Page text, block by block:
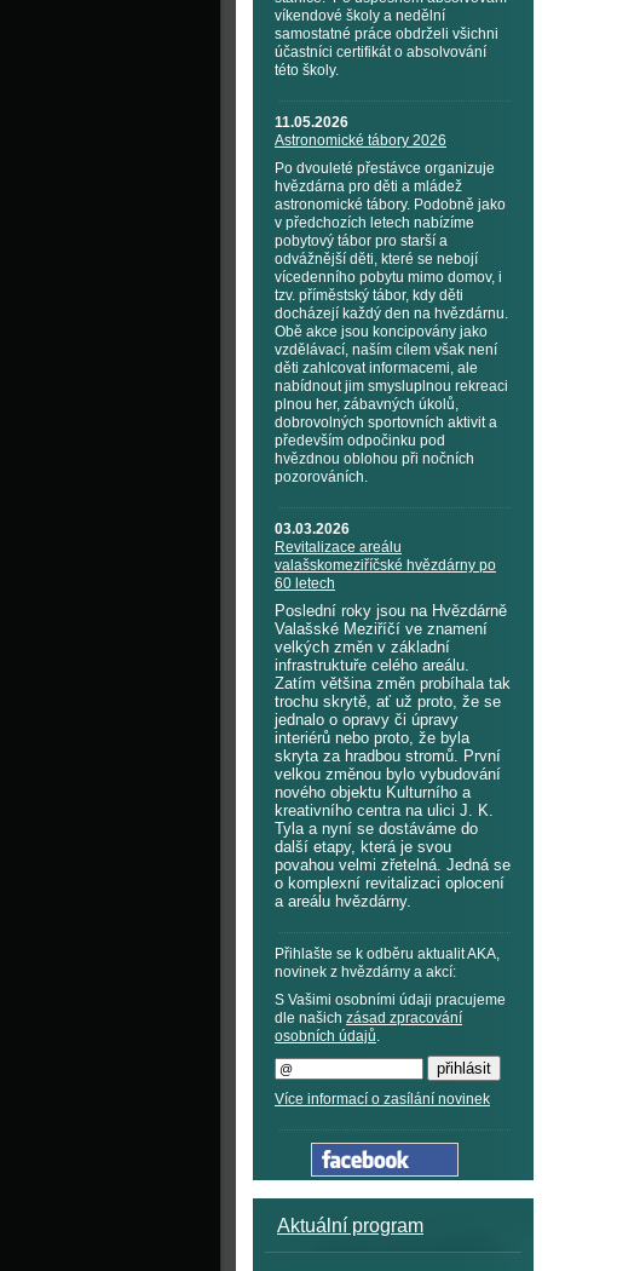
víkendové školy a nedělní
samostatné práce obdrželi všichni
účastníci certifikát o absolvování
této školy.
11.05.2026
Astronomické tábory 2026
Po dvouleté přestávce organizuje
hvězdárna pro děti a mládež
astronomické tábory. Podobně jako
v předchozích letech nabízíme
pobytový tábor pro starší a
odvážnější děti, které se nebojí
vícedenního pobytu mimo domov, i
tzv. příměstský tábor, kdy děti
docházejí každý den na hvězdárnu.
Obě akce jsou koncipovány jako
vzdělávací, naším cílem však není
děti zahlcovat informacemi, ale
nabídnout jim smysluplnou rekreaci
plnou her, zábavných úkolů,
dobrovolných sportovních aktivit a
především odpočinku pod
hvězdnou oblohou při nočních
pozorováních.
03.03.2026
Revitalizace areálu
valašskomeziříčské hvězdárny po
60 letech
Poslední roky jsou na Hvězdárně
Valašské Meziříčí ve znamení
velkých změn v základní
infrastruktuře celého areálu.
Zatím většina změn probíhala tak
trochu skrytě, ať už proto, že se
jednalo o opravy či úpravy
interiérů nebo proto, že byla
skryta za hradbou stromů. První
velkou změnou bylo vybudování
nového objektu Kulturního a
kreativního centra na ulici J. K.
Tyla a nyní se dostáváme do
další etapy, která je svou
povahou velmi zřetelná. Jedná se
o komplexní revitalizaci oplocení
a areálu hvězdárny.
Přihlašte se k odběru aktualit AKA,
novinek z hvězdárny a akcí:
S Vašimi osobními údaji pracujeme
dle našich zásad zpracování
osobních údajů.
Více informací o zasílání novinek
Aktuální program